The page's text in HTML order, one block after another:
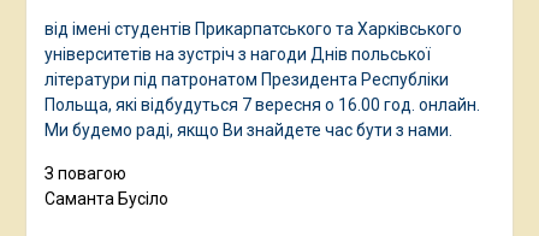
від імені студентів Прикарпатського та Харківського
університетів на зустріч з нагоди Днів польської
літератури під патронатом Президента Республіки
Польща, які відбудуться 7 вересня о 16.00 год. онлайн.
Ми будемо раді, якщо Ви знайдете час бути з нами.
З повагою
Саманта Бусіло